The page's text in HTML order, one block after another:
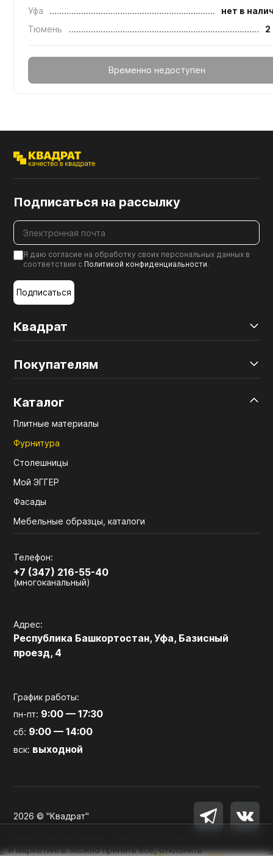
Уфа
нет в
Тюмень
2
Временно недоступен
Квадрат
Покупателям
Каталог
Плитные материалы
Фурнитура
Столешницы
Мой ЭГГЕР
Фасады
Мебельные образцы, каталоги
Телефон:
+7 (347) 216-55-40
(многоканальный)
Адрес:
Республика Башкортостан, Уфа, Базисный
проезд, 4
График работы:
пн-пт: 9:00 — 17:30
сб: 9:00 — 14:00
вск: выходной
Подписаться на рассылку
Я даю согласие на обработку своих персональных данных в
соответствии с Политикой конфиденциальности.
Подписаться
2026 © "Квадрат"
и маркетинга. Можно принять все, отклонить